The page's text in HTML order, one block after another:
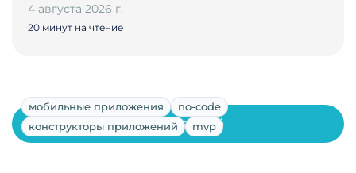
4 августа 2026 г.
20 минут на чтение
мобильные приложения
no-code
конструкторы приложений
mvp
Показать ещё